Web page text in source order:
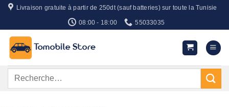
Passer
contenu
Livraison gratuite à partir de 250dt (sauf batteries) sur toute la Tunisie
08:00 - 18:00 55033035
Recherche